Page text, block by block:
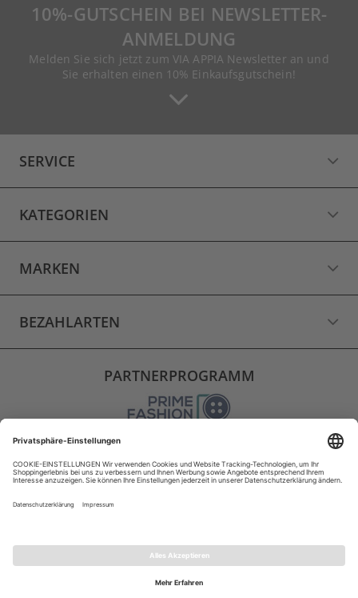
10%-GUTSCHEIN BEI NEWSLETTER-
ANMELDUNG
Melden Sie sich jetzt zum VIA APPIA Newsletter an und
Sie erhalten einen 10% Einkaufsgutschein!
SERVICE
KATEGORIEN
MARKEN
BEZAHLARTEN
PARTNERPROGRAMM
VERSAND
WIDERRUF